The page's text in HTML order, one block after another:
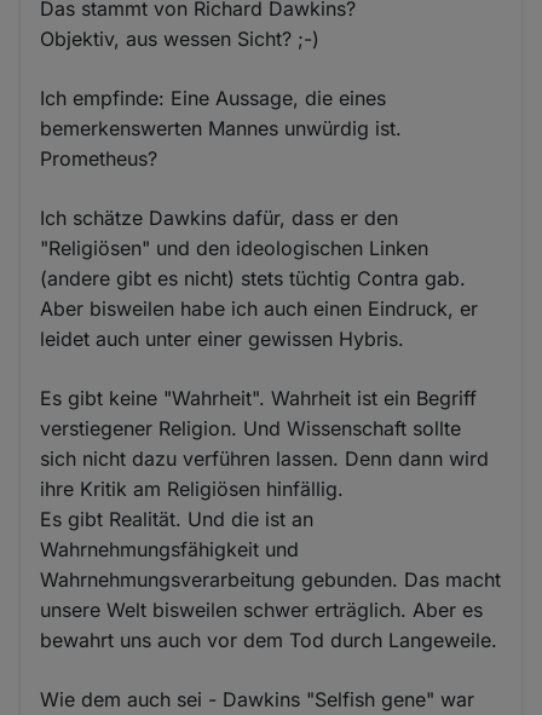
Das stammt von Richard Dawkins?
Objektiv, aus wessen Sicht? ;-)
Ich empfinde: Eine Aussage, die eines
bemerkenswerten Mannes unwürdig ist.
Prometheus?
Ich schätze Dawkins dafür, dass er den
"Religiösen" und den ideologischen Linken
(andere gibt es nicht) stets tüchtig Contra gab.
Aber bisweilen habe ich auch einen Eindruck, er
leidet auch unter einer gewissen Hybris.
Es gibt keine "Wahrheit". Wahrheit ist ein Begriff
verstiegener Religion. Und Wissenschaft sollte
sich nicht dazu verführen lassen. Denn dann wird
ihre Kritik am Religiösen hinfällig.
Es gibt Realität. Und die ist an
Wahrnehmungsfähigkeit und
Wahrnehmungsverarbeitung gebunden. Das macht
unsere Welt bisweilen schwer erträglich. Aber es
bewahrt uns auch vor dem Tod durch Langeweile.
Wie dem auch sei - Dawkins "Selfish gene" war